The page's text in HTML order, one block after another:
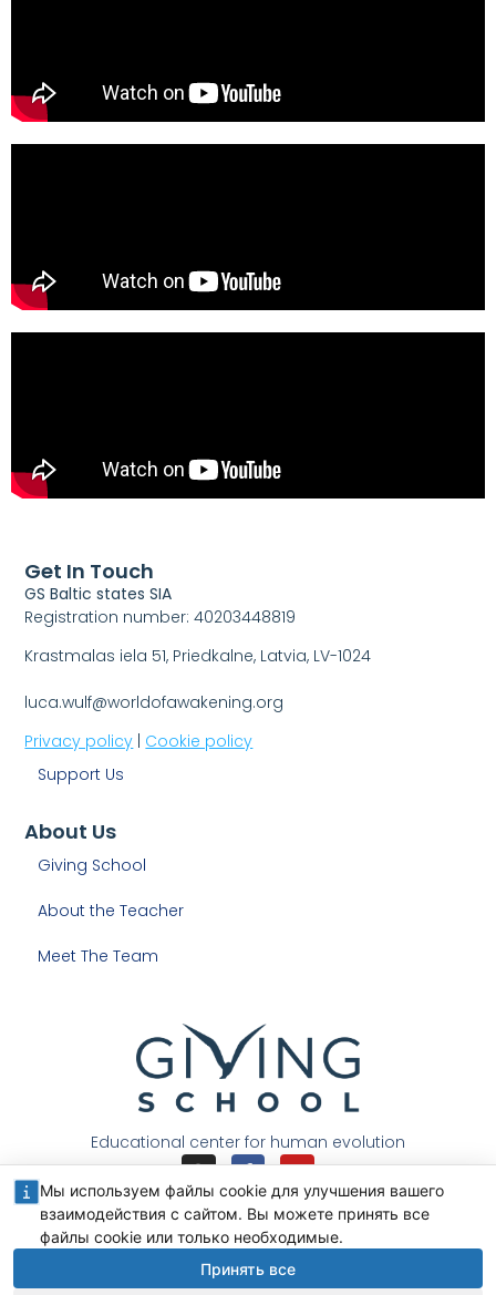
Мы используем файлы cookie для улучшения вашего
взаимодействия с сайтом. Вы можете принять все
файлы cookie или только необходимые.
Принять все
Educational center for human evolution
About Us
Giving School
About the Teacher
Meet The Team
Get In Touch
GS Baltic states SIA
Registration number: 40203448819
Krastmalas iela 51, Priedkalne, Latvia, LV-1024
luca.wulf@worldofawakening.org
Privacy policy Cookie policy
Support Us
© 2026 All Rights Reserved.
Privacy Policy
Cookie Policy